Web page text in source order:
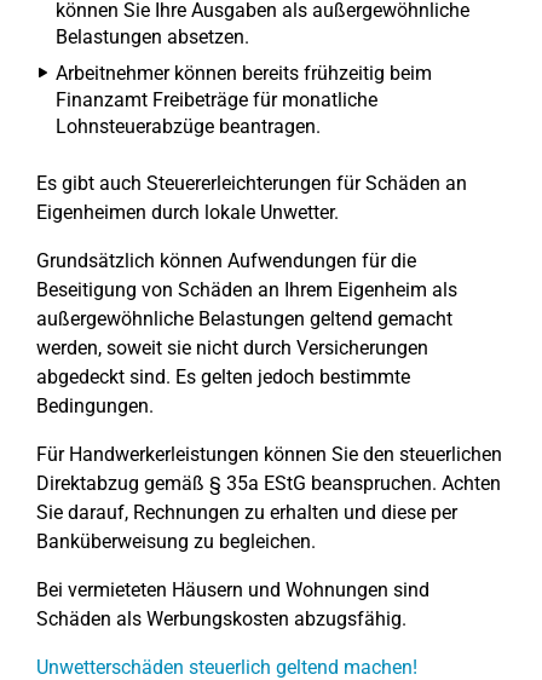
können Sie Ihre Ausgaben als außergewöhnliche
Belastungen absetzen.
Arbeitnehmer können bereits frühzeitig beim
Finanzamt Freibeträge für monatliche
Lohnsteuerabzüge beantragen.
Es gibt auch Steuererleichterungen für Schäden an
Eigenheimen durch lokale Unwetter.
Grundsätzlich können Aufwendungen für die
Beseitigung von Schäden an Ihrem Eigenheim als
außergewöhnliche Belastungen geltend gemacht
werden, soweit sie nicht durch Versicherungen
abgedeckt sind. Es gelten jedoch bestimmte
Bedingungen.
Für Handwerkerleistungen können Sie den steuerlichen
Direktabzug gemäß § 35a EStG beanspruchen. Achten
Sie darauf, Rechnungen zu erhalten und diese per
Banküberweisung zu begleichen.
Bei vermieteten Häusern und Wohnungen sind
Schäden als Werbungskosten abzugsfähig.
Unwetterschäden steuerlich geltend machen!